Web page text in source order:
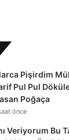
Pişirdim
Pul Pul
Poğaça
önce
Veriyorum Bu